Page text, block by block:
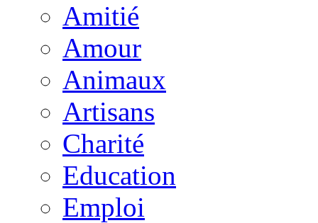
Amitié
Amour
Animaux
Artisans
Charité
Education
Emploi